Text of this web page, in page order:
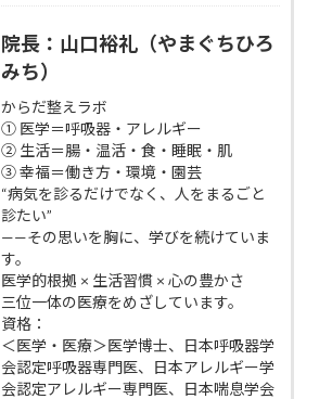
院長：山口裕礼（やまぐちひろ
みち）
からだ整えラボ
① 医学＝呼吸器・アレルギー
② 生活＝腸・温活・食・睡眠・肌
③ 幸福＝働き方・環境・園芸
“病気を診るだけでなく、人をまるごと
診たい”
——その思いを胸に、学びを続けていま
す。
医学的根拠 × 生活習慣 × 心の豊かさ
三位一体の医療をめざしています。
資格：
＜医学・医療＞医学博士、日本呼吸器学
会認定呼吸器専門医、日本アレルギー学
会認定アレルギー専門医、日本喘息学会